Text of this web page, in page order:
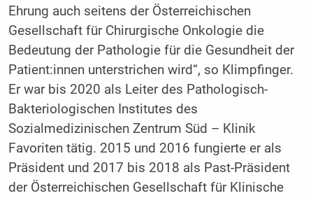
Ehrung auch seitens der Österreichischen
Gesellschaft für Chirurgische Onkologie die
Bedeutung der Pathologie für die Gesundheit der
Patient:innen unterstrichen wird“, so Klimpfinger.
Er war bis 2020 als Leiter des Pathologisch-
Bakteriologischen Institutes des
Sozialmedizinischen Zentrum Süd – Klinik
Favoriten tätig. 2015 und 2016 fungierte er als
Präsident und 2017 bis 2018 als Past-Präsident
der Österreichischen Gesellschaft für Klinische